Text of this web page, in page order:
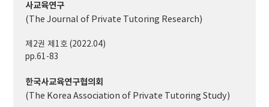
사교육연구
(The Journal of Private Tutoring Research)
제2권 제1호 (2022.04)
pp.61-83
한국사교육연구협의회
(The Korea Association of Private Tutoring Study)